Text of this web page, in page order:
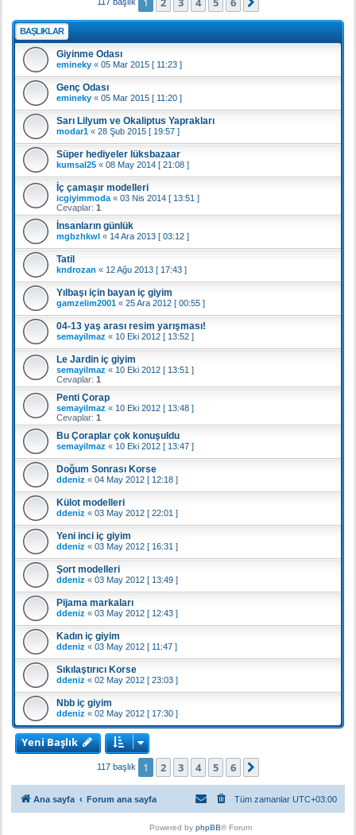
BAŞLIKLAR
Giyinme Odası
emineky « 05 Mar 2015 [ 11:23 ]
Genç Odası
emineky « 05 Mar 2015 [ 11:20 ]
Sarı Lilyum ve Okaliptus Yaprakları
modar1 « 28 Şub 2015 [ 19:57 ]
Süper hediyeler lüksbazaar
kumsal25 « 08 May 2014 [ 21:08 ]
İç çamaşır modelleri
icgiyimmoda « 03 Nis 2014 [ 13:51 ]
Cevaplar: 1
İnsanların günlük
mgbzhkwl « 14 Ara 2013 [ 03:12 ]
Tatil
kndrozan « 12 Ağu 2013 [ 17:43 ]
Yılbaşı için bayan iç giyim
gamzelim2001 « 25 Ara 2012 [ 00:55 ]
04-13 yaş arası resim yarışması!
semayilmaz « 10 Eki 2012 [ 13:52 ]
Le Jardin iç giyim
semayilmaz « 10 Eki 2012 [ 13:51 ]
Cevaplar: 1
Penti Çorap
semayilmaz « 10 Eki 2012 [ 13:48 ]
Cevaplar: 1
Bu Çoraplar çok konuşuldu
semayilmaz « 10 Eki 2012 [ 13:47 ]
Doğum Sonrası Korse
ddeniz « 04 May 2012 [ 12:18 ]
Külot modelleri
ddeniz « 03 May 2012 [ 22:01 ]
Yeni inci iç giyim
ddeniz « 03 May 2012 [ 16:31 ]
Şort modelleri
ddeniz « 03 May 2012 [ 13:49 ]
Pijama markaları
ddeniz « 03 May 2012 [ 12:43 ]
Kadın iç giyim
ddeniz « 03 May 2012 [ 11:47 ]
Sıkılaştırıcı Korse
ddeniz « 02 May 2012 [ 23:03 ]
Nbb iç giyim
ddeniz « 02 May 2012 [ 17:30 ]
Yeni Başlık
117 başlık 1 2 3 4 5 6
Ana sayfa Forum ana sayfa Tüm zamanlar UTC+03:00
Powered by phpBB® Forum